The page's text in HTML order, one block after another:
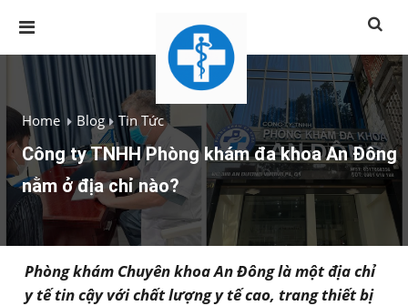
Home Blog Tin Tức
Công ty TNHH Phòng khám đa khoa An Đông
nằm ở địa chỉ nào?
Phòng khám Chuyên khoa An Đông là một địa chỉ
y tế tin cậy với chất lượng y tế cao, trang thiết bị